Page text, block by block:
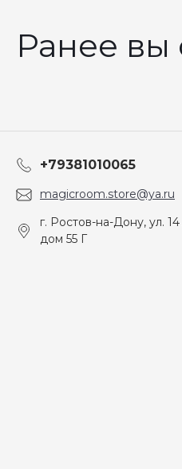
Ранее вы
+79381010065
magicroom.store@ya.ru
г. Ростов-на-Дону, ул.
дом 55 Г